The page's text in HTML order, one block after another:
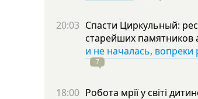
20:03 Спасти Циркульный:
старейших памятников
и не началась,
7
18:00 Робота мрії у світі